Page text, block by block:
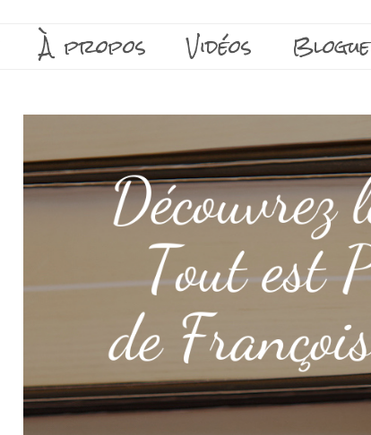
À propos Vidéos Blogue